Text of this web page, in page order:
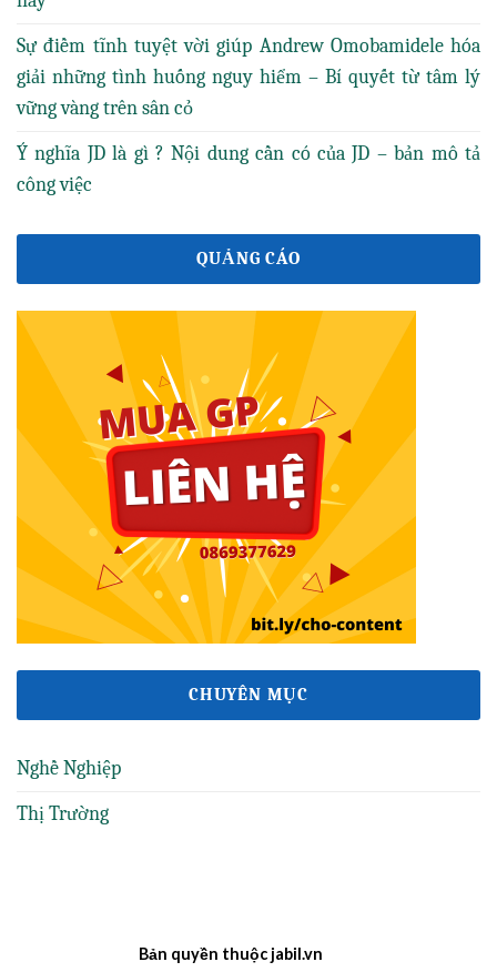
Sự điềm tĩnh tuyệt vời giúp Andrew Omobamidele hóa
giải những tình huống nguy hiểm – Bí quyết từ tâm lý
vững vàng trên sân cỏ
Ý nghĩa JD là gì ? Nội dung cần có của JD – bản mô tả
công việc
QUẢNG CÁO
CHUYÊN MỤC
Nghề Nghiệp
Thị Trường
Bản quyền thuộc jabil.vn